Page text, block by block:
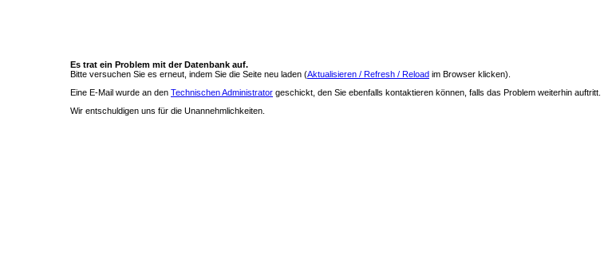
Es trat ein Problem mit der Datenbank auf.
Bitte versuchen Sie es erneut, indem Sie die Seite neu laden (Aktualisieren / Refresh / Reload im Browser klicken).
Eine E-Mail wurde an den Technischen Administrator geschickt, den Sie ebenfalls kontaktieren können, falls das Problem weiterhin auftritt.
Wir entschuldigen uns für die Unannehmlichkeiten.